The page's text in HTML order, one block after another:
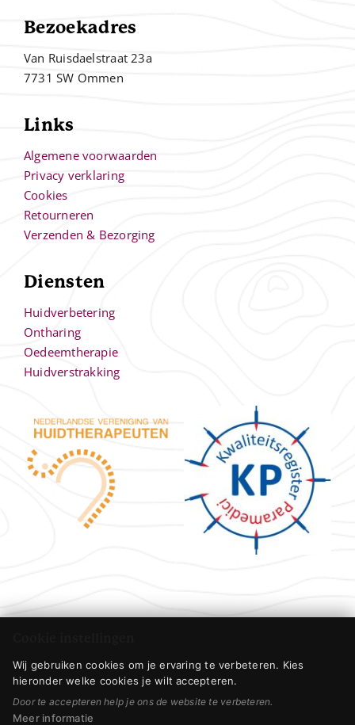
Bezoekadres
Van Ruisdaelstraat 23a
7731 SW Ommen
Links
Algemene voorwaarden
Privacy verklaring
Cookies
Retourneren
Verzenden & Bezorging
Diensten
Huidverbetering
Ontharing
Oedeemtherapie
Huidverstrakking
Wij gebruiken cookies om je ervaring te verbeteren. Kies
hieronder welke cookies je wilt accepteren.
Door te accepteren help je ons de website te verbeteren.
Meer informatie